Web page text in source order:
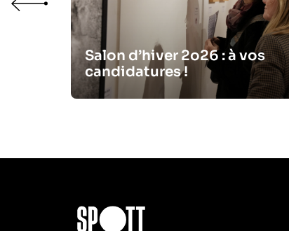
Salon d’hiver 2o26 : à vos
candidatures !